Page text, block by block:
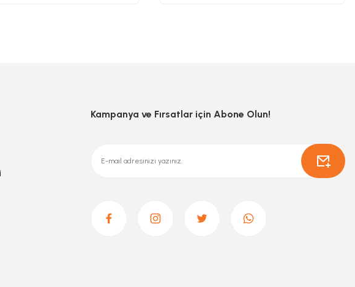
Kampanya ve Fırsatlar için Abone Olun!